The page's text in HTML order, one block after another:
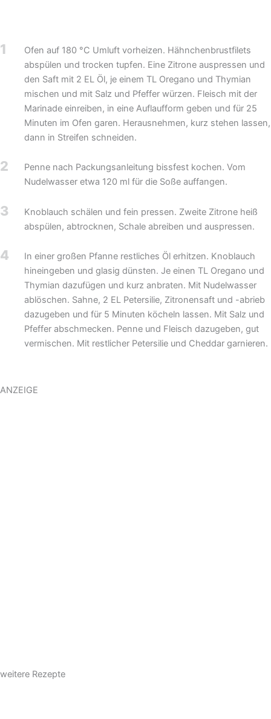
1
Ofen auf 180 °C Umluft vorheizen. Hähnchenbrustfilets
abspülen und trocken tupfen. Eine Zitrone auspressen und
den Saft mit 2 EL Öl, je einem TL Oregano und Thymian
mischen und mit Salz und Pfeffer würzen. Fleisch mit der
Marinade einreiben, in eine Auflaufform geben und für 25
Minuten im Ofen garen. Herausnehmen, kurz stehen lassen,
dann in Streifen schneiden.
2
Penne nach Packungsanleitung bissfest kochen. Vom
Nudelwasser etwa 120 ml für die Soße auffangen.
3
Knoblauch schälen und fein pressen. Zweite Zitrone heiß
abspülen, abtrocknen, Schale abreiben und auspressen.
4
In einer großen Pfanne restliches Öl erhitzen. Knoblauch
hineingeben und glasig dünsten. Je einen TL Oregano und
Thymian dazufügen und kurz anbraten. Mit Nudelwasser
ablöschen. Sahne, 2 EL Petersilie, Zitronensaft und -abrieb
dazugeben und für 5 Minuten köcheln lassen. Mit Salz und
Pfeffer abschmecken. Penne und Fleisch dazugeben, gut
vermischen. Mit restlicher Petersilie und Cheddar garnieren.
ANZEIGE
weitere Rezepte